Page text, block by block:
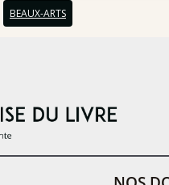
BEAUX-ARTS